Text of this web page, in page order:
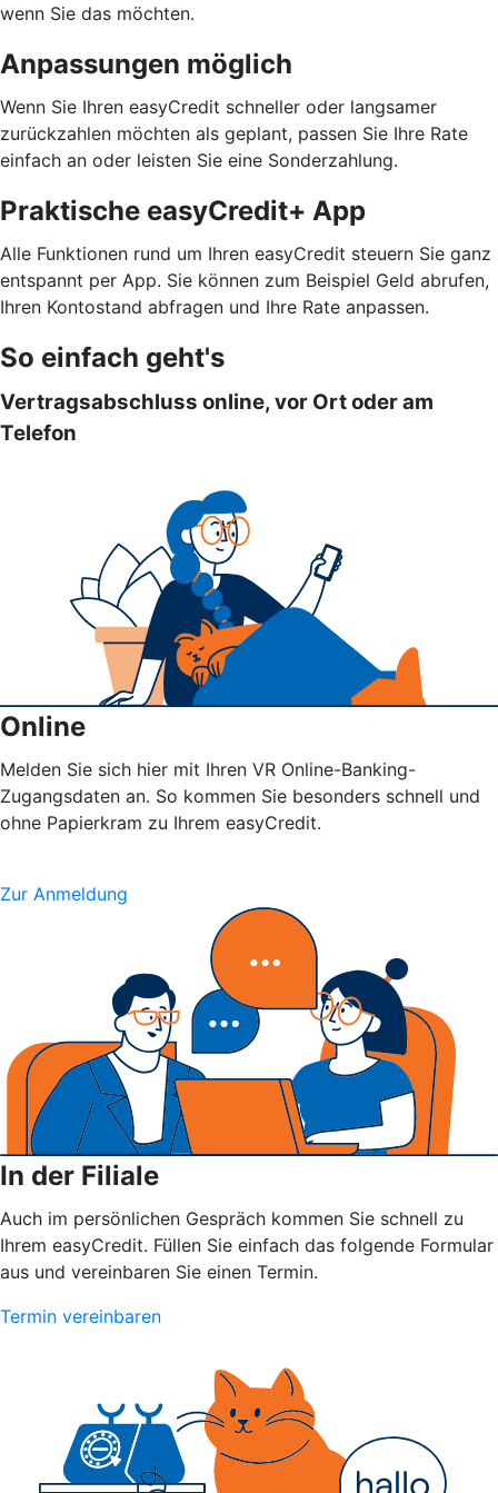
wenn Sie das möchten.
Anpassungen möglich
Wenn Sie Ihren easyCredit schneller oder langsamer
zurückzahlen möchten als geplant, passen Sie Ihre Rate
einfach an oder leisten Sie eine Sonderzahlung.
Praktische easyCredit+ App
Alle Funktionen rund um Ihren easyCredit steuern Sie ganz
entspannt per App. Sie können zum Beispiel Geld abrufen,
Ihren Kontostand abfragen und Ihre Rate anpassen.
So einfach geht's
Vertragsabschluss online, vor Ort oder am
Telefon
Online
Melden Sie sich hier mit Ihren VR Online-Banking-
Zugangsdaten an. So kommen Sie besonders schnell und
ohne Papierkram zu Ihrem easyCredit.
Zur Anmeldung
In der Filiale
Auch im persönlichen Gespräch kommen Sie schnell zu
Ihrem easyCredit. Füllen Sie einfach das folgende Formular
aus und vereinbaren Sie einen Termin.
Termin vereinbaren